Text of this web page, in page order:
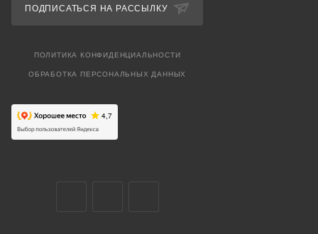
ПОДПИСАТЬСЯ НА РАССЫЛКУ
ПОЛИТИКА КОНФИДЕНЦИАЛЬНОСТИ
ОБРАБОТКА ПЕРСОНАЛЬНЫХ ДАННЫХ